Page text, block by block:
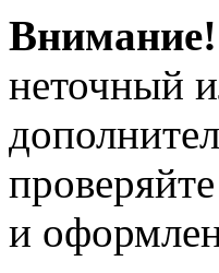
Внимание!
неточный
и